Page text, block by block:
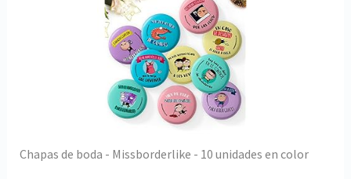
Chapas de boda - Missborderlike - 10 unidades en color